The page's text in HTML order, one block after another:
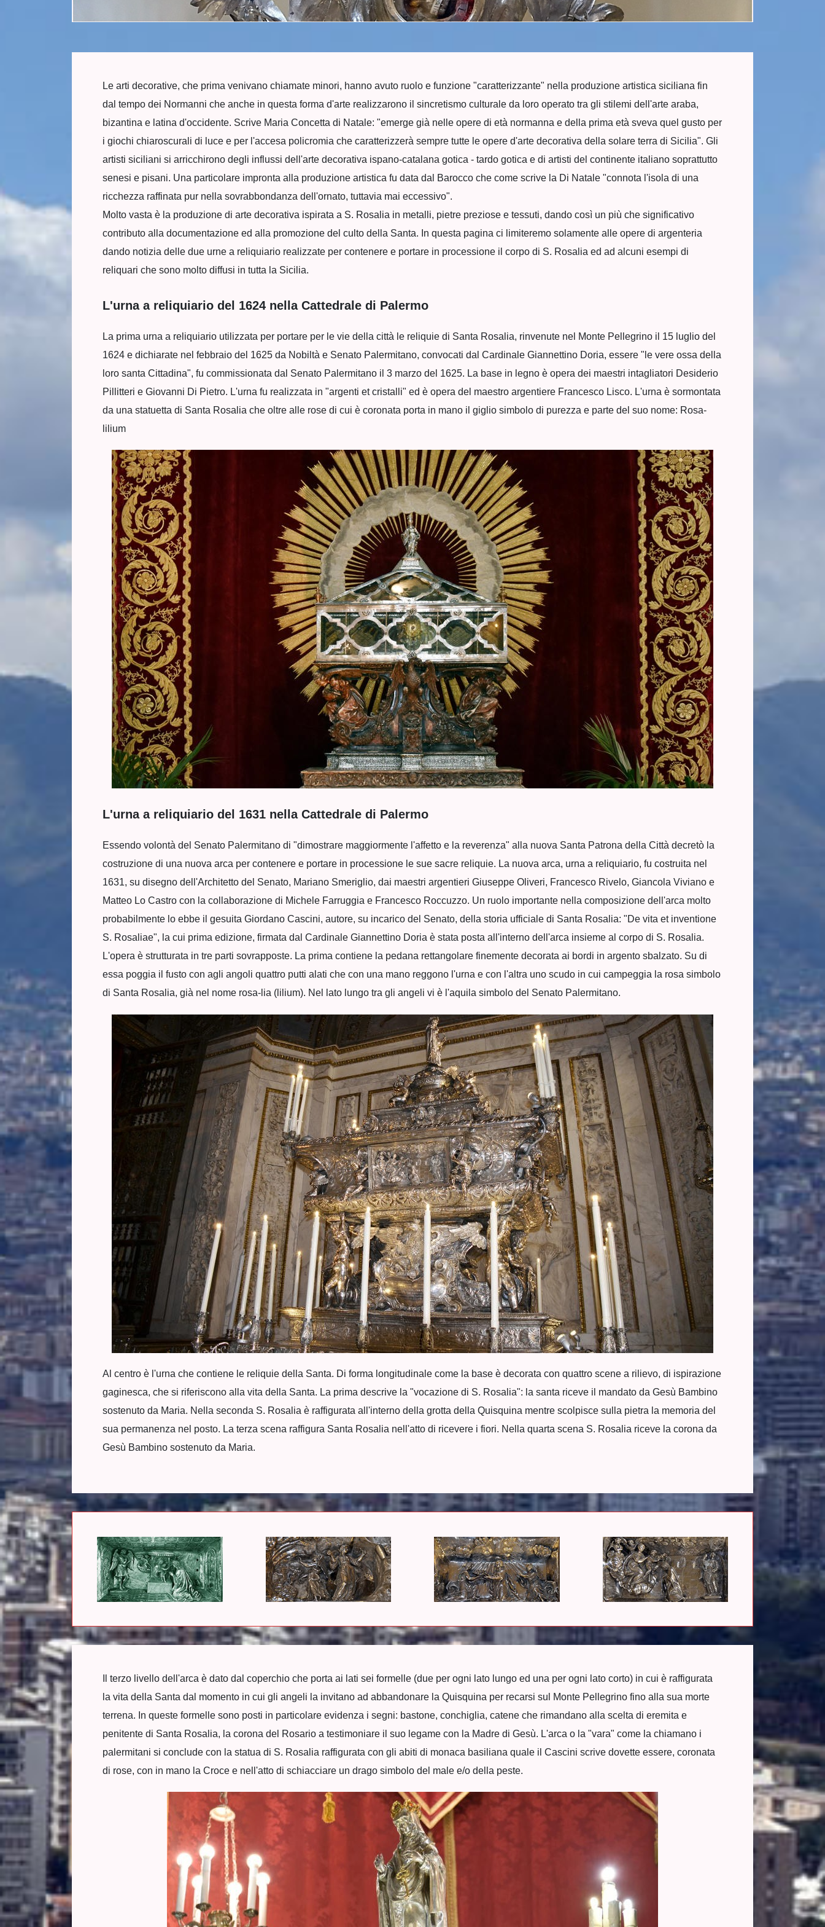
Le arti decorative, che prima venivano chiamate minori, hanno avuto ruolo e funzione "caratterizzante" nella produzione artistica siciliana fin
dal tempo dei Normanni che anche in questa forma d'arte realizzarono il sincretismo culturale da loro operato tra gli stilemi dell'arte araba,
bizantina e latina d'occidente. Scrive Maria Concetta di Natale: "emerge già nelle opere di età normanna e della prima età sveva quel gusto per
i giochi chiaroscurali di luce e per l'accesa policromia che caratterizzerà sempre tutte le opere d'arte decorativa della solare terra di Sicilia". Gli
artisti siciliani si arricchirono degli influssi dell'arte decorativa ispano-catalana gotica - tardo gotica e di artisti del continente italiano soprattutto
senesi e pisani. Una particolare impronta alla produzione artistica fu data dal Barocco che come scrive la Di Natale "connota l'isola di una
ricchezza raffinata pur nella sovrabbondanza dell'ornato, tuttavia mai eccessivo".
Molto vasta è la produzione di arte decorativa ispirata a S. Rosalia in metalli, pietre preziose e tessuti, dando così un più che significativo
contributo alla documentazione ed alla promozione del culto della Santa. In questa pagina ci limiteremo solamente alle opere di argenteria
dando notizia delle due urne a reliquiario realizzate per contenere e portare in processione il corpo di S. Rosalia ed ad alcuni esempi di
reliquari che sono molto diffusi in tutta la Sicilia.
L'urna a reliquiario del 1624 nella Cattedrale di Palermo
La prima urna a reliquiario utilizzata per portare per le vie della città le reliquie di Santa Rosalia, rinvenute nel Monte Pellegrino il 15 luglio del
1624 e dichiarate nel febbraio del 1625 da Nobiltà e Senato Palermitano, convocati dal Cardinale Giannettino Doria, essere "le vere ossa della
loro santa Cittadina", fu commissionata dal Senato Palermitano il 3 marzo del 1625. La base in legno è opera dei maestri intagliatori Desiderio
Pillitteri e Giovanni Di Pietro. L'urna fu realizzata in "argenti et cristalli" ed è opera del maestro argentiere Francesco Lisco. L'urna è sormontata
da una statuetta di Santa Rosalia che oltre alle rose di cui è coronata porta in mano il giglio simbolo di purezza e parte del suo nome: Rosa-
lilium
L'urna a reliquiario del 1631 nella Cattedrale di Palermo
Essendo volontà del Senato Palermitano di "dimostrare maggiormente l'affetto e la reverenza" alla nuova Santa Patrona della Città decretò la
costruzione di una nuova arca per contenere e portare in processione le sue sacre reliquie. La nuova arca, urna a reliquiario, fu costruita nel
1631, su disegno dell'Architetto del Senato, Mariano Smeriglio, dai maestri argentieri Giuseppe Oliveri, Francesco Rivelo, Giancola Viviano e
Matteo Lo Castro con la collaborazione di Michele Farruggia e Francesco Roccuzzo. Un ruolo importante nella composizione dell'arca molto
probabilmente lo ebbe il gesuita Giordano Cascini, autore, su incarico del Senato, della storia ufficiale di Santa Rosalia: "De vita et inventione
S. Rosaliae", la cui prima edizione, firmata dal Cardinale Giannettino Doria è stata posta all'interno dell'arca insieme al corpo di S. Rosalia.
L'opera è strutturata in tre parti sovrapposte. La prima contiene la pedana rettangolare finemente decorata ai bordi in argento sbalzato. Su di
essa poggia il fusto con agli angoli quattro putti alati che con una mano reggono l'urna e con l'altra uno scudo in cui campeggia la rosa simbolo
di Santa Rosalia, già nel nome rosa-lia (lilium). Nel lato lungo tra gli angeli vi è l'aquila simbolo del Senato Palermitano.
Al centro è l'urna che contiene le reliquie della Santa. Di forma longitudinale come la base è decorata con quattro scene a rilievo, di ispirazione
gaginesca, che si riferiscono alla vita della Santa. La prima descrive la "vocazione di S. Rosalia": la santa riceve il mandato da Gesù Bambino
sostenuto da Maria. Nella seconda S. Rosalia è raffigurata all'interno della grotta della Quisquina mentre scolpisce sulla pietra la memoria del
sua permanenza nel posto. La terza scena raffigura Santa Rosalia nell'atto di ricevere i fiori. Nella quarta scena S. Rosalia riceve la corona da
Gesù Bambino sostenuto da Maria.
Il terzo livello dell'arca è dato dal coperchio che porta ai lati sei formelle (due per ogni lato lungo ed una per ogni lato corto) in cui è raffigurata
la vita della Santa dal momento in cui gli angeli la invitano ad abbandonare la Quisquina per recarsi sul Monte Pellegrino fino alla sua morte
terrena. In queste formelle sono posti in particolare evidenza i segni: bastone, conchiglia, catene che rimandano alla scelta di eremita e
penitente di Santa Rosalia, la corona del Rosario a testimoniare il suo legame con la Madre di Gesù. L'arca o la "vara" come la chiamano i
palermitani si conclude con la statua di S. Rosalia raffigurata con gli abiti di monaca basiliana quale il Cascini scrive dovette essere, coronata
di rose, con in mano la Croce e nell'atto di schiacciare un drago simbolo del male e/o della peste.